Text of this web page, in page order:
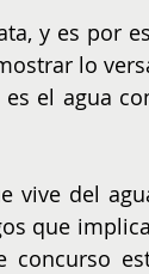
y es por
lo
el agua
vive del
que
concurso